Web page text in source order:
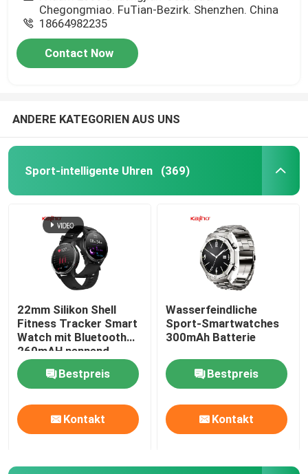
Chegongmiao. FuTian-Bezirk. Shenzhen. China
18664982235
Contact Now
ANDERE KATEGORIEN AUS UNS
Sport-intelligente Uhren (369)
22mm Silikon Shell
Fitness Tracker Smart
Watch mit Bluetooth
260mAH nennend
Bestpreis
Kontakt
Wasserfeindliche
Sport-Smartwatches
300mAh Batterie
Bestpreis
Kontakt